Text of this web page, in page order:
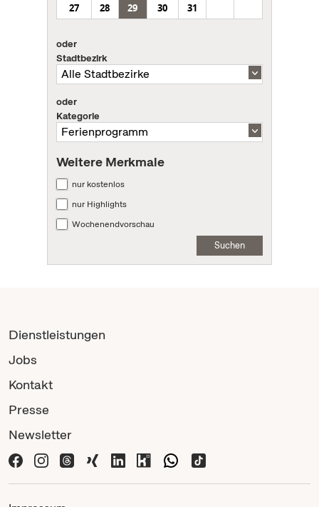
27
28 29 30 31
oder
Stadtbezirk
oder
Kategorie
Weitere Merkmale
nur kostenlos
nur Highlights
Wochenendvorschau
Suchen
Dienstleistungen
Jobs
Kontakt
Presse
Newsletter